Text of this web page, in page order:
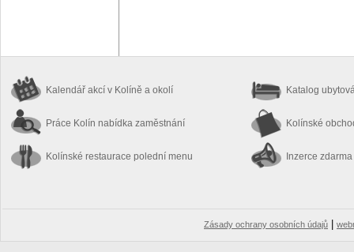
Kalendář akcí v Kolíně a okolí
Práce Kolín nabídka zaměstnání
Kolínské restaurace polední menu
Katalog
Kolínské
Inzerce zdarma
Zásady ochrany osobních údajů